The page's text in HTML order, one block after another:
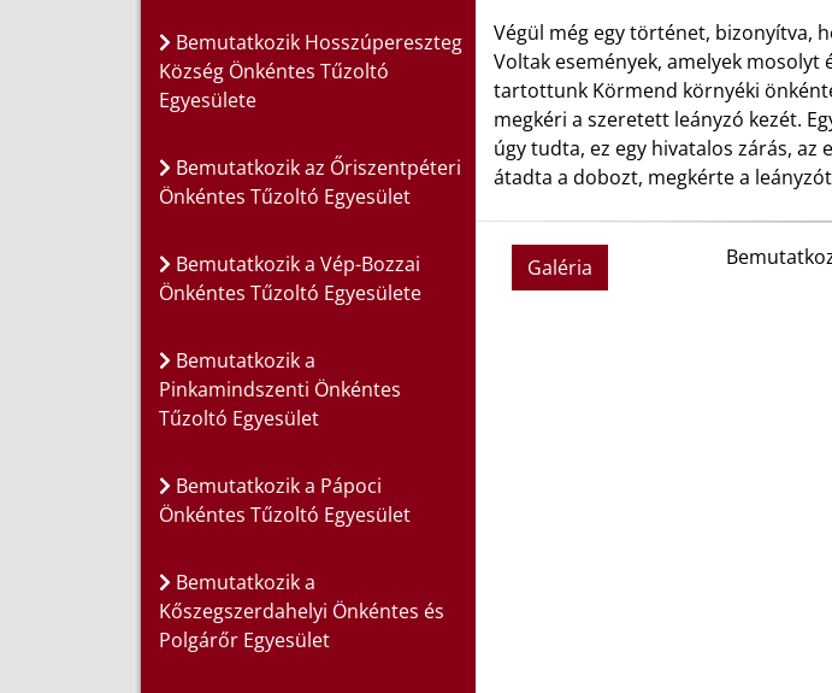
Bemutatkozik Hosszúpereszteg
Község Önkéntes Tűzoltó
Egyesülete
Bemutatkozik az Őriszentpéteri
Önkéntes Tűzoltó Egyesület
Bemutatkozik a Vép-Bozzai
Önkéntes Tűzoltó Egyesülete
Bemutatkozik a
Pinkamindszenti Önkéntes
Tűzoltó Egyesület
Bemutatkozik a Pápoci
Önkéntes Tűzoltó Egyesület
Bemutatkozik a
Kőszegszerdahelyi Önkéntes és
Polgárőr Egyesület
Végül még egy történet, bizonyítva,
Voltak események, amelyek
tartottunk Körmend környéki
megkéri a szeretett leányzó kezét.
úgy tudta, ez egy hivatalos zárás, az
átadta a dobozt, megkérte a
Galéria